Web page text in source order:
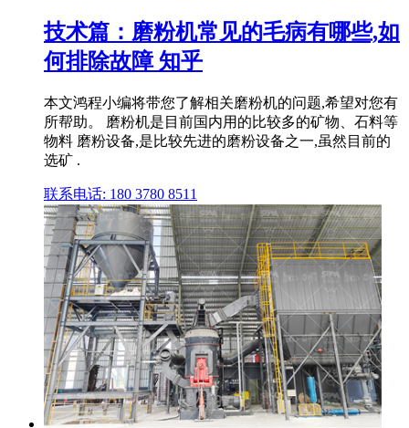
技术篇：磨粉机常见的毛病有哪些,如
何排除故障 知乎
本文鸿程小编将带您了解相关磨粉机的问题,希望对您有
所帮助。 磨粉机是目前国内用的比较多的矿物、石料等
物料 磨粉设备,是比较先进的磨粉设备之一,虽然目前的
选矿 .
联系电话: 180 3780 8511